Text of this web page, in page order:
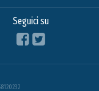
Seguici su